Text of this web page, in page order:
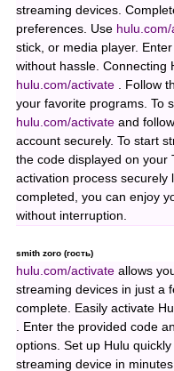
streaming devices.
preferences. Use
stick, or media player.
without hassle. Connecting
hulu.com/activate . Follow
your favorite programs. To
hulu.com/activate and
account securely. To start
the code displayed on your
activation process securely
completed, you can enjoy
without interruption.
smith zoro (гость)
hulu.com/activate allows
streaming devices in just a
complete. Easily activate
. Enter the provided code
options. Set up Hulu
streaming device in